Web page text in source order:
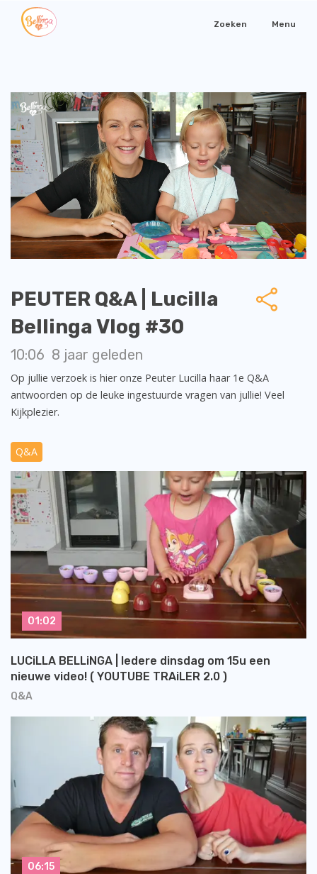
Zoeken Menu
PEUTER Q&A | Lucilla
Bellinga Vlog #30
10:06 8 jaar geleden
Op jullie verzoek is hier onze Peuter Lucilla haar 1e Q&A
antwoorden op de leuke ingestuurde vragen van jullie! Veel
Kijkplezier.
Q&A
Q&A
LUCiLLA BELLiNGA | Iedere dinsdag om 15u een
nieuwe video! ( YOUTUBE TRAiLER 2.0 )
01:02
06:15